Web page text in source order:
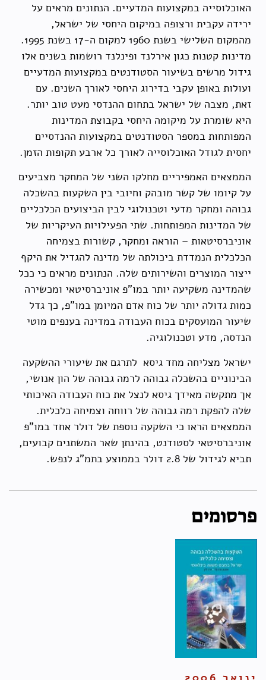
האוכלוסייה במקצועות המדעיים. הנתונים מראים על
ירידה עקבית ורצופה במיקום היחסי של ישראל,
מהמקום השלישי בשנת 1960 למקום ה-17 בשנת 1995.
מדינות קטנות כגון אירלנד ופינלנד רושמות בשנים אלו
גידול מרשים בשיעור הסטודנטים במקצועות המדעיים
ועולות באופן עקבי בדירוג היחסי לאורך השנים. עם
זאת, מצבה של ישראל בתחום ההנדסי מעט טוב יותר.
היא שומרת על מיקומה היחסי בקבוצת המדינות
המפותחות במספר הסטודנטים במקצועות ההנדסיים
יחסית לגודל האוכלוסייה לאורך כל ארבע תקופות הזמן.
הממצאים האמפיריים מחלקו השני של המחקר מצביעים
על קיומו של קשר מובהק וחיובי בין השקעות בהשכלה
גבוהה ומחקר מדעי וטכנולוגי לבין הביצועים הכלכליים
של המדינות המפותחות. שתי הפעילויות העיקריות של
אוניברסיטאות – הוראה ומחקר, קשורות בצמיחה
הכלכלית הנמדדת ביכולתה של מדינה להגדיל את היקף
ייצור המוצרים והשירותים שלה. הנתונים מראים כי ככל
שהמדינה משקיעה יותר במו"פ אוניברסיטאי ומכשירה
כמות גדולה יותר של כוח אדם המיומן במו"פ, כך גדל
שיעור המועסקים בכוח העבודה במדינה בענפים מוטי
הנדסה, מדע וטכנולוגיה.
ישראל מצליחה מחד גיסא לתרגם את שיעורי ההשקעה
הבינוניים בהשכלה גבוהה לרמה גבוהה של הון אנושי,
אך מתקשה מאידך גיסא לנצל את כוח העבודה האיכותי
שלה להפקת רמה גבוהה של רווחה וצמיחה כלכלית.
הממצאים הראו כי השקעה נוספת של דולר אחד במו"פ
אוניברסיטאי לסטודנט, בהינתן שאר המשתנים קבועים,
תביא לגידול של 2.8 דולר בממוצע בתמ"ג לנפש.
פרסומים